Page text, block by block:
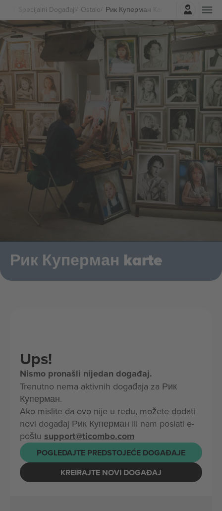
Specijalni Događaji Ostalo Рик Куперман Karte
Najavite se
Рик Куперман karte
Ups!
Nismo pronašli nijedan događaj.
Trenutno nema aktivnih događaja za Рик
Куперман.
Ako mislite da ovo nije u redu, možete dodati
novi događaj Рик Куперман ili nam poslati e-
poštu support@ticombo.com
POGLEDAJTE PREDSTOJEĆE DOGAĐAJE
KREIRAJTE NOVI DOGAĐAJ